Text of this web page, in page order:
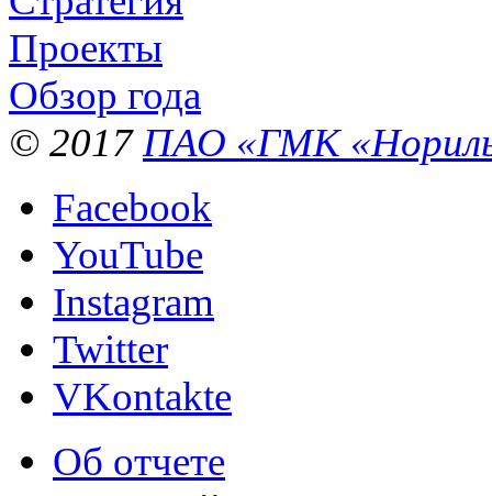
Проекты
Обзор года
© 2017 ПАО «ГМК
Facebook
YouTube
Instagram
Twitter
VKontakte
Об отчете